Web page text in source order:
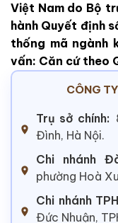
Việt Nam do Bộ
hành Quyết định
thống mã ngành
vấn: Căn cứ theo
CÔNG
Trụ sở chính:
Đình, Hà Nội.
Chi nhánh
phường Hoà
Chi nhánh
Đức Nhuận,